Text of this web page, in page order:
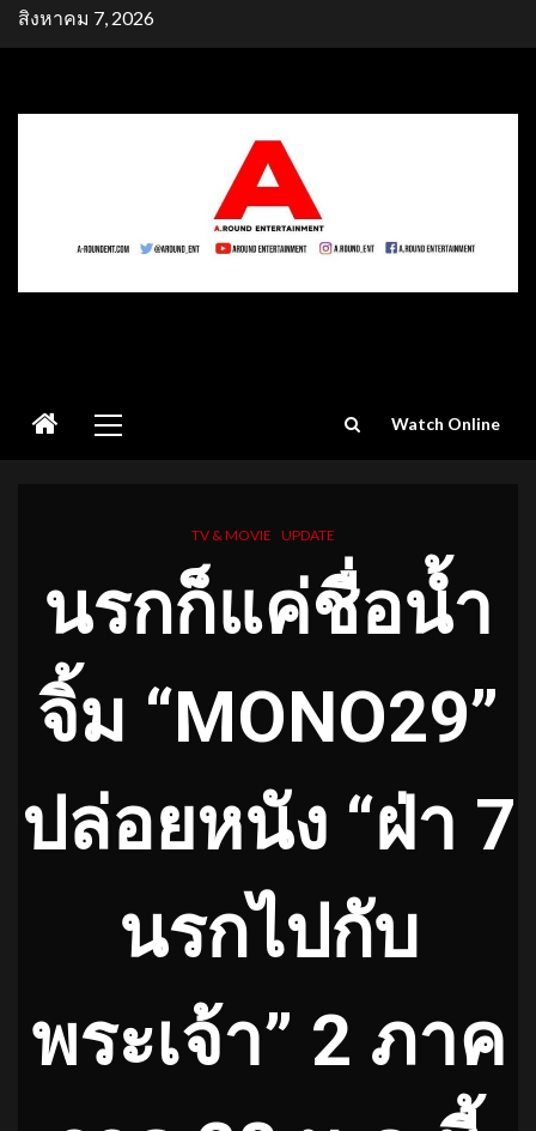
Skipสิงหาคม 7, 2026
Menu
Watch Online
TV & MOVIE UPDATE
นรกก็แค่ชื่อน้ำ
จิ้ม “MONO29”
ปล่อยหนัง “ฝ่า 7
นรกไปกับ
พระเจ้า” 2 ภาค